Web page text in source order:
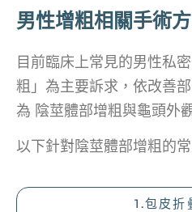
男性增粗相關手術
目前臨床上常見的男性私
粗」為主要訴求，依改善
為 陰莖體部增粗與龜頭外
以下針對陰莖體部增粗的
1.包皮折